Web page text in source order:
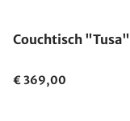
Couchtisch "Tusa"
€ 369,00